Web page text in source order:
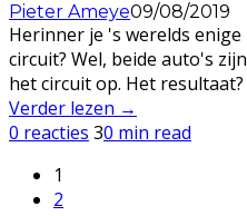
Pieter Ameye09/08/2019
Herinner je 's werelds
circuit? Wel, beide auto's
het circuit op. Het
Verder lezen →
0 reacties 30 min read
1
2